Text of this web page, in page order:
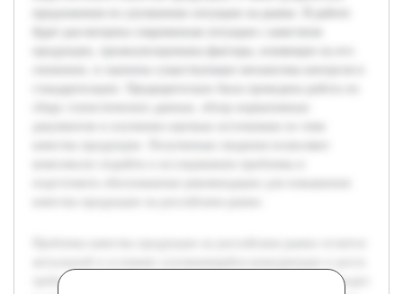
требований потребителей. Низкое качество товаров приводит